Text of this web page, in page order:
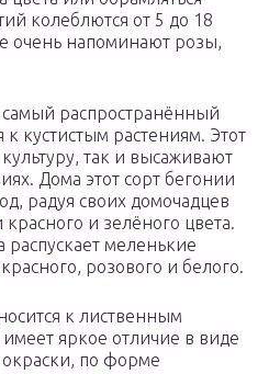
колеблются от 5 до 18
очень напоминают розы,
распространённый
кустистым растениям. Этот
так и высаживают
Дома этот сорт бегонии
радуя своих домочадцев
и зелёного цвета.
меленькие
розового и белого.
к лиственным
яркое отличие в виде
окраски, по форме